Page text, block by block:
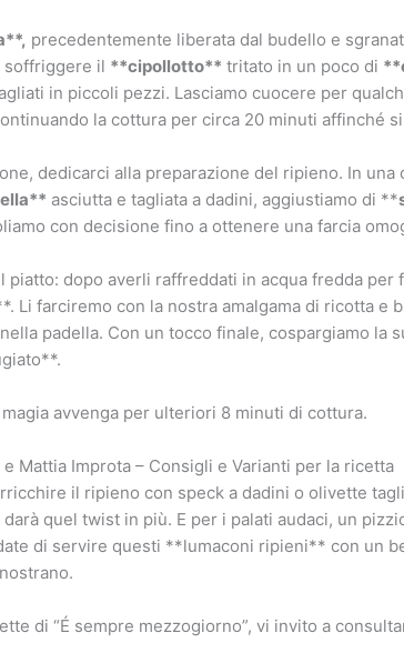
precedentemente liberata dal budello e
soffriggere il **cipollotto** tritato in un poco di
in piccoli pezzi. Lasciamo cuocere per
la cottura per circa 20 minuti affinché
dedicarci alla preparazione del ripieno. In una
asciutta e tagliata a dadini, aggiustiamo di **
con decisione fino a ottenere una farcia
dopo averli raffreddati in acqua fredda per
farciremo con la nostra amalgama di ricotta e
padella. Con un tocco finale, cospargiamo la
avvenga per ulteriori 8 minuti di cottura.
Mattia Improta – Consigli e Varianti per la ricetta
il ripieno con speck a dadini o olivette
quel twist in più. E per i palati audaci, un
di servire questi **lumaconi ripieni** con un
di “É sempre mezzogiorno”, vi invito a